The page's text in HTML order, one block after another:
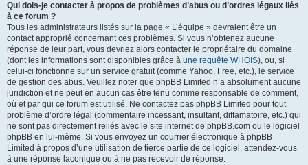
Qui dois-je contacter à propos de problèmes d’abus ou d’ordres légaux liés
à ce forum ?
Tous les administrateurs listés sur la page « L’équipe » devraient être un
contact approprié concernant ces problèmes. Si vous n’obtenez aucune
réponse de leur part, vous devriez alors contacter le propriétaire du domaine
(dont les informations sont disponibles grâce à une requête WHOIS), ou, si
celui-ci fonctionne sur un service gratuit (comme Yahoo, Free, etc.), le service
de gestion des abus. Veuillez noter que phpBB Limited n’a absolument aucune
juridiction et ne peut en aucun cas être tenu comme responsable de comment,
où et par qui ce forum est utilisé. Ne contactez pas phpBB Limited pour tout
problème d’ordre légal (commentaire incessant, insultant, diffamatoire, etc.) qui
ne sont pas directement reliés avec le site internet de phpBB.com ou le logiciel
phpBB en lui-même. Si vous envoyez un courrier électronique à phpBB
Limited à propos d’une utilisation de tierce partie de ce logiciel, attendez-vous
à une réponse laconique ou à ne pas recevoir de réponse.